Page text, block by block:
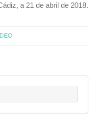
a 21 de abril de 2018.